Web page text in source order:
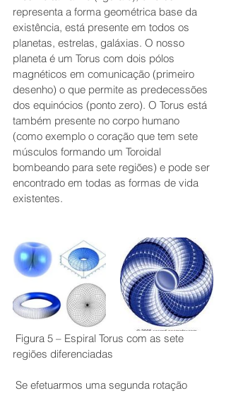
representa a forma geométrica base da
existência, está presente em todos os
planetas, estrelas, galáxias. O nosso
planeta é um Torus com dois pólos
magnéticos em comunicação (primeiro
desenho) o que permite as predecessões
dos equinócios (ponto zero). O Torus está
também presente no corpo humano
(como exemplo o coração que tem sete
músculos formando um Toroidal
bombeando para sete regiões) e pode ser
encontrado em todas as formas de vida
existentes.
regiões diferenciadas